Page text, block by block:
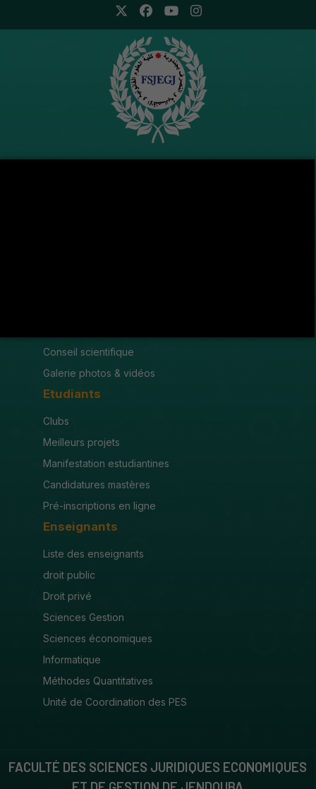
Conseil scientifique
Galerie photos & vidéos
Etudiants
Clubs
Meilleurs projets
Manifestation estudiantines
Candidatures mastères
Pré-inscriptions en ligne
Enseignants
Liste des enseignants
droit public
Droit privé
Sciences Gestion
Sciences économiques
Informatique
Méthodes Quantitatives
Unité de Coordination des PES
FACULTÉ DES SCIENCES JURIDIQUES ECONOMIQUES